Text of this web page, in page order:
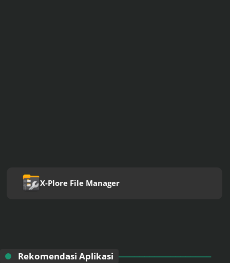
X-Plore File Manager
Rekomendasi Aplikasi